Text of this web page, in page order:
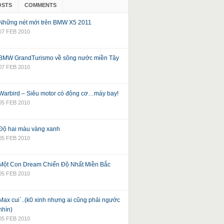
COMMENTS
Những nét mới trên BMW X5 2011
FEB 2010
BMW GrandTurismo về sông nước miền Tây
FEB 2010
– Siêu motor có động cơ…máy bay!
FEB 2010
hai màu vàng xanh
FEB 2010
Một Con Dream Chiến Độ Nhất Miền Bắc
FEB 2010
Max cui`..(k0 xinh nhưng ai cũng phải ngước
FEB 2010